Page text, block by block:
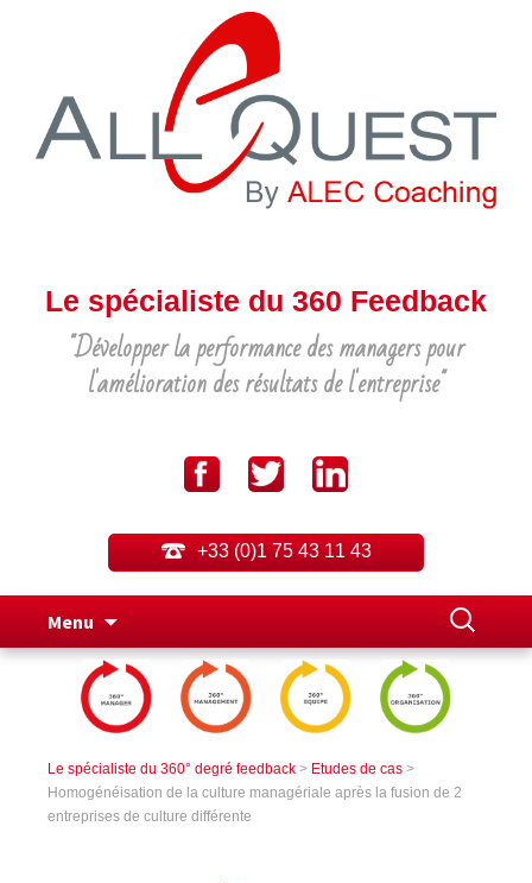
Le spécialiste du 360 Feedback
"Développer la performance des managers pour
l'amélioration des résultats de l'entreprise"
+33 (0)1 75 43 11 43
Menu
contenu
principal
Le spécialiste du 360° degré feedback > Etudes de cas >
Homogénéisation de la culture managériale après la fusion de 2
entreprises de culture différente